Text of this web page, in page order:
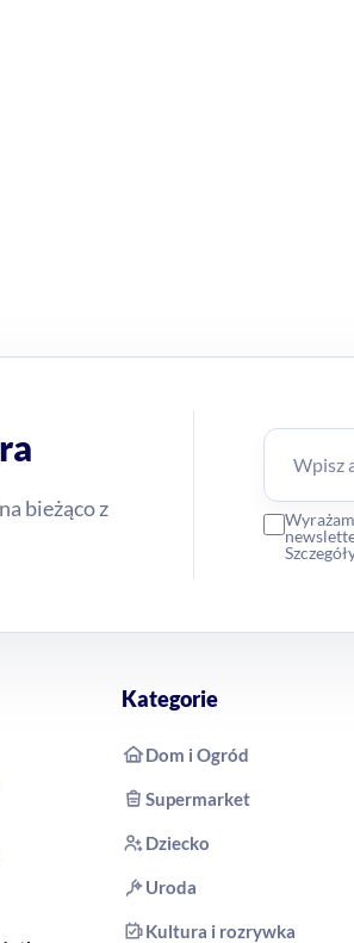
bieżąco z
Kategorie
Dom i Ogród
Supermarket
Dziecko
Uroda
Kultura i rozrywka